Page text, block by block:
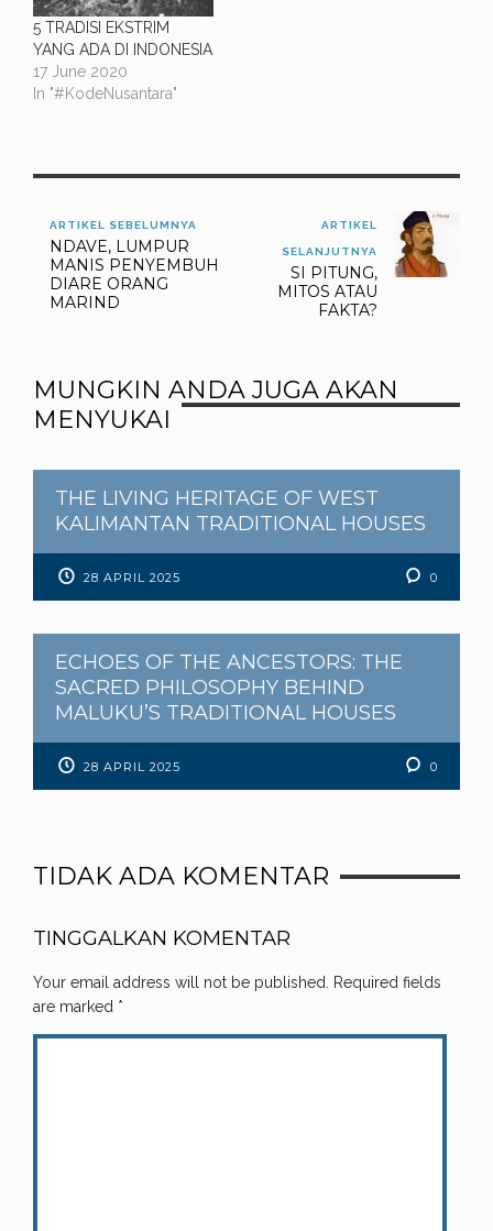
5 TRADISI EKSTRIM
YANG ADA DI INDONESIA
17 June 2020
In "#KodeNusantara"
ARTIKEL SEBELUMNYA
NDAVE, LUMPUR
MANIS PENYEMBUH
DIARE ORANG
MARIND
ARTIKEL
SELANJUTNYA
SI PITUNG,
MITOS ATAU
FAKTA?
MUNGKIN ANDA JUGA AKAN
MENYUKAI
THE LIVING HERITAGE OF WEST
KALIMANTAN TRADITIONAL HOUSES
28 APRIL 2025 0
ECHOES OF THE ANCESTORS: THE
SACRED PHILOSOPHY BEHIND
MALUKU’S TRADITIONAL HOUSES
28 APRIL 2025 0
TIDAK ADA KOMENTAR
TINGGALKAN KOMENTAR
Your email address will not be published. Required fields
are marked *